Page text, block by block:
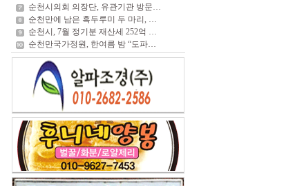
순천시의회 의장단, 유관기관 방문…
순천만에 남은 흑두루미 두 마리, …
순천시, 7월 정기분 재산세 252억 …
순천만국가정원, 한여름 밤 “도파…